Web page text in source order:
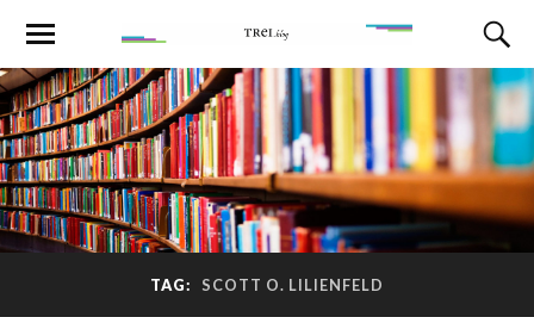
TAG: SCOTT O. LILIENFELD